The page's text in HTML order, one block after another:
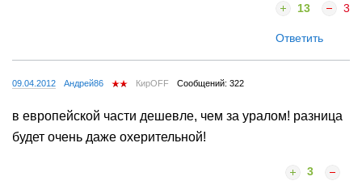
13 3
Ответить
09.04.2012 Андрей86 КирOFF Сообщений: 322
в европейской части дешевле, чем за уралом! разница
будет очень даже охерительной!
3